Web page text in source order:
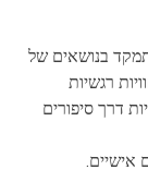
בנושאים של
רגשיות
דרך סיפורים
אישיים.